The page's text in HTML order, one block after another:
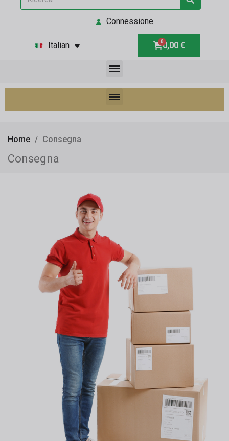
Connessione
Italian 0,00 €
Home Consegna
Consegna